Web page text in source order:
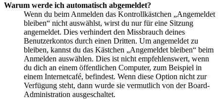
Warum werde ich automatisch abgemeldet?
Wenn du beim Anmelden das Kontrollkästchen „Angemeldet
bleiben“ nicht auswählst, wirst du nur für eine Sitzung
angemeldet. Dies verhindert den Missbrauch deines
Benutzerkontos durch einen Dritten. Um angemeldet zu
bleiben, kannst du das Kästchen „Angemeldet bleiben“ beim
Anmelden auswählen. Dies ist nicht empfehlenswert, wenn
du dich an einem öffentlichen Computer, zum Beispiel in
einem Internetcafé, befindest. Wenn diese Option nicht zur
Verfügung steht, dann wurde sie vermutlich von der Board-
Administration ausgeschaltet.